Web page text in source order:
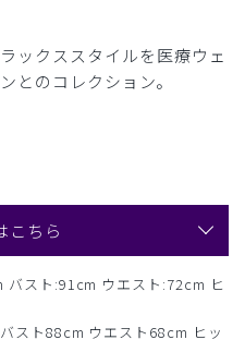
ックススタイルを医療ウェ
とのコレクション。
こちら
バスト:91cm ウエスト:72cm ヒ
スト88cm ウエスト68cm ヒッ